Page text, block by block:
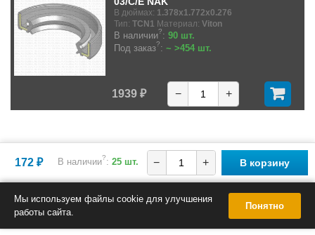
172 ₽ В наличии?: 25 шт. − + В корзину
В дюймах: 1.378x1.772x0.276
Тип: TCN1 Материал: Viton
В наличии?: 90 шт.
Под заказ?: ~ >454 шт.
1939 ₽ − +
Мы используем файлы cookie для улучшения
работы сайта.
Понятно